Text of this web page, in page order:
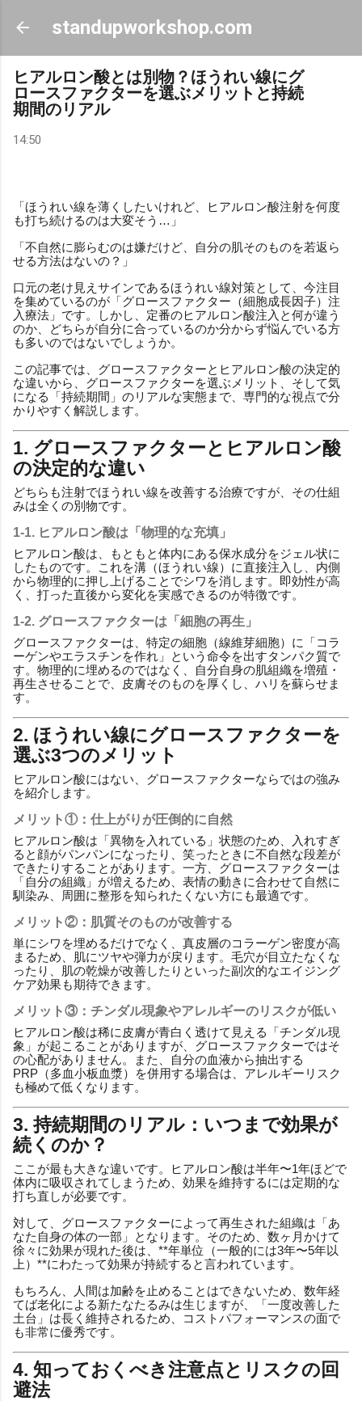
スキップしてメイン コンテンツに移動
standupworkshop.com
ヒアルロン酸とは別物？ほうれい線にグ
ロースファクターを選ぶメリットと持続
期間のリアル
14:50
「ほうれい線を薄くしたいけれど、ヒアルロン酸注射を何度
も打ち続けるのは大変そう…」
「不自然に膨らむのは嫌だけど、自分の肌そのものを若返ら
せる方法はないの？」
口元の老け見えサインであるほうれい線対策として、今注目
を集めているのが「グロースファクター（細胞成長因子）注
入療法」です。しかし、定番のヒアルロン酸注入と何が違う
のか、どちらが自分に合っているのか分からず悩んでいる方
も多いのではないでしょうか。
この記事では、グロースファクターとヒアルロン酸の決定的
な違いから、グロースファクターを選ぶメリット、そして気
になる「持続期間」のリアルな実態まで、専門的な視点で分
かりやすく解説します。
1. グロースファクターとヒアルロン酸
の決定的な違い
どちらも注射でほうれい線を改善する治療ですが、その仕組
みは全くの別物です。
1-1. ヒアルロン酸は「物理的な充填」
ヒアルロン酸は、もともと体内にある保水成分をジェル状に
したものです。これを溝（ほうれい線）に直接注入し、内側
から物理的に押し上げることでシワを消します。即効性が高
く、打った直後から変化を実感できるのが特徴です。
1-2. グロースファクターは「細胞の再生」
グロースファクターは、特定の細胞（線維芽細胞）に「コラ
ーゲンやエラスチンを作れ」という命令を出すタンパク質で
す。物理的に埋めるのではなく、自分自身の肌組織を増殖・
再生させることで、皮膚そのものを厚くし、ハリを蘇らせま
す。
2. ほうれい線にグロースファクターを
選ぶ3つのメリット
ヒアルロン酸にはない、グロースファクターならではの強み
を紹介します。
メリット①：仕上がりが圧倒的に自然
ヒアルロン酸は「異物を入れている」状態のため、入れすぎ
ると顔がパンパンになったり、笑ったときに不自然な段差が
できたりすることがあります。一方、グロースファクターは
「自分の組織」が増えるため、表情の動きに合わせて自然に
馴染み、周囲に整形を知られたくない方にも最適です。
メリット②：肌質そのものが改善する
単にシワを埋めるだけでなく、真皮層のコラーゲン密度が高
まるため、肌にツヤや弾力が戻ります。毛穴が目立たなくな
ったり、肌の乾燥が改善したりといった副次的なエイジング
ケア効果も期待できます。
メリット③：チンダル現象やアレルギーのリスクが低い
ヒアルロン酸は稀に皮膚が青白く透けて見える「チンダル現
象」が起こることがありますが、グロースファクターではそ
の心配がありません。また、自分の血液から抽出する
PRP（多血小板血漿）を併用する場合は、アレルギーリスク
も極めて低くなります。
3. 持続期間のリアル：いつまで効果が
続くのか？
ここが最も大きな違いです。ヒアルロン酸は半年〜1年ほどで
体内に吸収されてしまうため、効果を維持するには定期的な
打ち直しが必要です。
対して、グロースファクターによって再生された組織は「あ
なた自身の体の一部」となります。そのため、数ヶ月かけて
徐々に効果が現れた後は、**年単位（一般的には3年〜5年以
上）**にわたって効果が持続すると言われています。
もちろん、人間は加齢を止めることはできないため、数年経
てば老化による新たなたるみは生じますが、「一度改善した
土台」は長く維持されるため、コストパフォーマンスの面で
も非常に優秀です。
4. 知っておくべき注意点とリスクの回
避法